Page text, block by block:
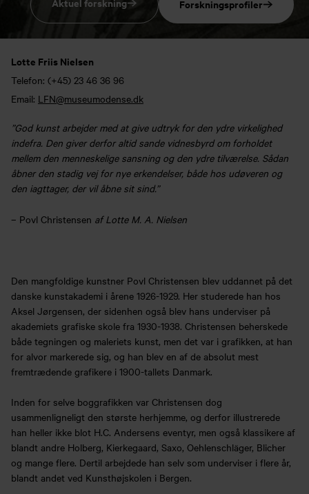
Forskningsprofiler
Lotte Friis Nielsen
Telefon: (+45) 23 46 36 96
Email: LFN@museumodense.dk
”God kunst arbejder med at give udtryk for den ydre virkelighed
indefra. Den giver derfor altid sande vidnesbyrd om forholdet
mellem den menneskelige sansning og den ydre tilværelse. Sådan
åbner den stadig vej for nye erkendelser, både hos udøveren og
den iagttager, der vil åbne sit sind.”
– Povl Christensen af Lotte M. A. Nielsen
Den mangfoldige kunstner Povl Christensen blev uddannet på det
danske kunstakademi i årene 1926-1929. Her studerede han hos
Aksel Jørgensen, der sidenhen også blev hans underviser på
akademiets grafiske skole fra 1930-1938. Christensen beherskede
både tegningen og maleriets kunst, men det var i grafikken, at han
for alvor markerede sig, og han blev en af de absolut mest
fremtrædende grafikere i 1900-tallets Danmark.
Inden for selve boggrafikken var Christensen dog
usammenligneligt den største herhjemme, og derfor illustrerede
han heller ikke blot H.C. Andersens eventyr, men også klassikere af
blandt andre Holberg, Kierkegaard, Saxo, Oehlenschläger, Blicher
og mange flere. Dertil arbejdede han selv som underviser i flere år,
blandt andet ved Kunsthøjskolen i Bergen.